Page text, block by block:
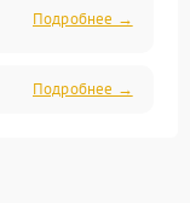
Подробнее →
Подробнее →